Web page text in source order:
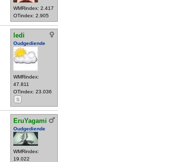
WMRindex: 2.417
OTindex: 2.905
ledi
Oudgediende
WMRindex:
47.811
OTindex: 23.036
S
EruYagami
Oudgediende
WMRindex:
19.022